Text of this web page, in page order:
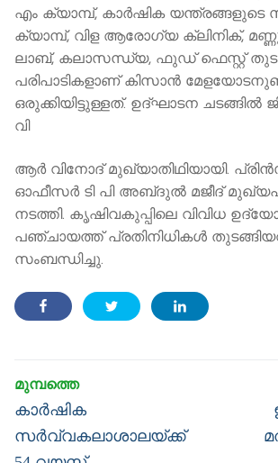
എം ക്യാമ്പ്, കാർഷിക യന്ത്രങ്ങളുടെ
ക്യാമ്പ്, വിള ആരോഗ്യ ക്ലിനിക്,
ലാബ്, കലാസന്ധ്യ, ഫുഡ് ഫെസ്റ്റ്
പരിപാടികളാണ് കിസാൻ
ഒരുക്കിയിട്ടുള്ളത്. ഉദ്ഘാടന ചടങ്ങിൽ
വി
ആർ വിനോദ് മുഖ്യാതിഥിയായി.
ഓഫീസർ ടി പി അബ്‌ദുൽ മജീദ്
നടത്തി. കൃഷിവകുപ്പിലെ വിവിധ
പഞ്ചായത്ത് പ്രതിനിധികൾ
സംബന്ധിച്ചു.
navigation
Previous
post:
കാര്‍ഷിക
സര്‍വ്വകലാശാലയ്ക്ക്